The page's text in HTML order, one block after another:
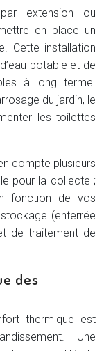
extension ou
en place un
Cette installation
potable et de
à long terme.
du jardin, le
les toilettes
compte plusieurs
pour la collecte ;
fonction de vos
(enterrée
de traitement de
des
thermique est
Une